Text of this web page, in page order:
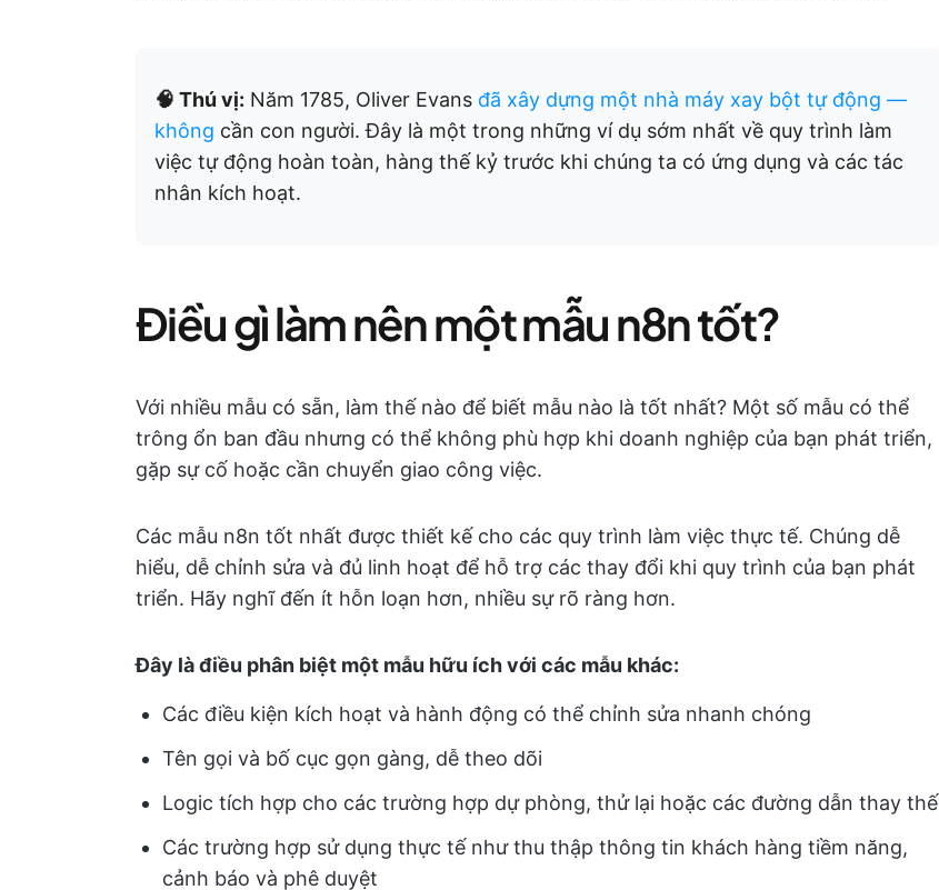
🧠 Thú vị: Năm 1785, Oliver Evans đã xây dựng một nhà máy xay bột tự động —
không cần con người. Đây là một trong những ví dụ sớm nhất về quy trình làm
việc tự động hoàn toàn, hàng thế kỷ trước khi chúng ta có ứng dụng và các tác
nhân kích hoạt.
Điều gì làm nên một mẫu n8n tốt?
Với nhiều mẫu có sẵn, làm thế nào để biết mẫu nào là tốt nhất? Một số mẫu có thể
trông ổn ban đầu nhưng có thể không phù hợp khi doanh nghiệp của bạn phát triển,
gặp sự cố hoặc cần chuyển giao công việc.
Các mẫu n8n tốt nhất được thiết kế cho các quy trình làm việc thực tế. Chúng dễ
hiểu, dễ chỉnh sửa và đủ linh hoạt để hỗ trợ các thay đổi khi quy trình của bạn phát
triển. Hãy nghĩ đến ít hỗn loạn hơn, nhiều sự rõ ràng hơn.
Đây là điều phân biệt một mẫu hữu ích với các mẫu khác:
Các điều kiện kích hoạt và hành động có thể chỉnh sửa nhanh chóng
Tên gọi và bố cục gọn gàng, dễ theo dõi
Logic tích hợp cho các trường hợp dự phòng, thử lại hoặc các đường dẫn thay thế
Các trường hợp sử dụng thực tế như thu thập thông tin khách hàng tiềm năng,
cảnh báo và phê duyệt